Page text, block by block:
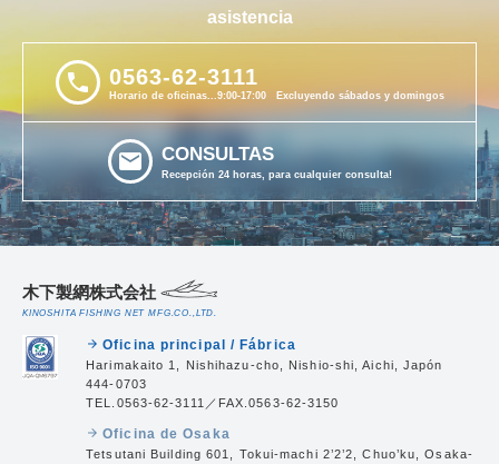
asistencia
phone 0563-62-3111
Horario de oficinas...9:00-17:00 Excluyendo sábados y domingos
email CONSULTAS
Recepción 24 horas, para cualquier consulta!
木下製網株式会社
KINOSHITA FISHING NET MFG.CO.,LTD.
arrow_forward Oficina principal / Fábrica
Harimakaito 1, Nishihazu-cho, Nishio-shi, Aichi, Japón
444-0703
TEL.0563-62-3111／FAX.0563-62-3150
arrow_forward Oficina de Osaka
Tetsutani Building 601, Tokui-machi 2’2’2, Chuo’ku, Osaka-